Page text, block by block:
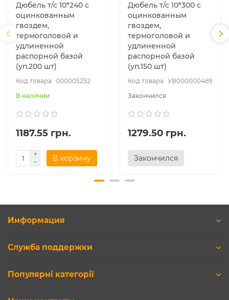
Дюбель т/с 10*240 с
оцинкованным
гвоздем,
термоголовой и
удлиненной
распорной базой
(уп.200 шт)
000005252
В наличии
1187.55 грн.
В корзину
Дюбель т/с 10*300 с
оцинкованным
гвоздем,
термоголовой и
удлиненной
распорной базой
(уп.150 шт)
УВ000000469
Закончился
1279.50 грн.
Закончился
Информация
Служба поддержки
Популярні категорії